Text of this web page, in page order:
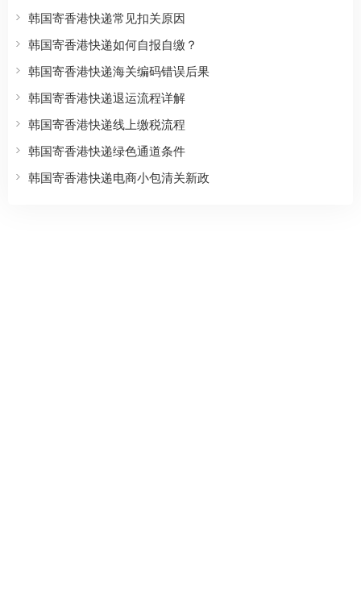
韩国寄香港快递常见扣关原因
韩国寄香港快递如何自报自缴？
韩国寄香港快递海关编码错误后果
韩国寄香港快递退运流程详解
韩国寄香港快递线上缴税流程
韩国寄香港快递绿色通道条件
韩国寄香港快递电商小包清关新政